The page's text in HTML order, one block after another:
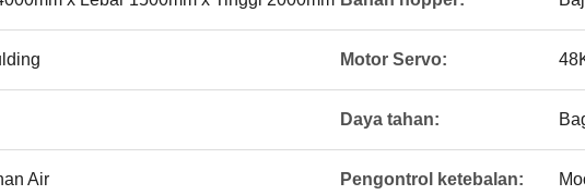
Motor Servo:
Daya tahan:
Air Pengontrol ketebalan: